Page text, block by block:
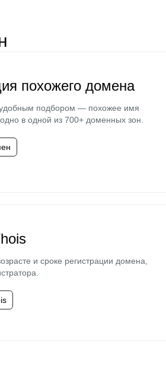
похожего домена
удобным подбором — похожее имя
в одной из 700+ доменных зон.
и сроке регистрации домена,